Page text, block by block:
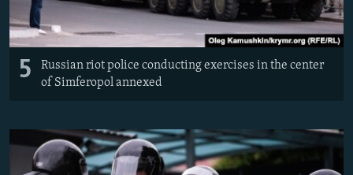
5
Russian riot police conducting exercises in the center
of Simferopol annexed